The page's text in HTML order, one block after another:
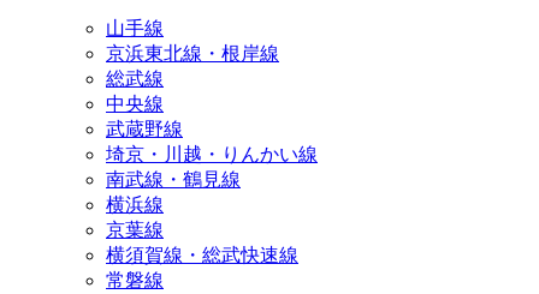
山手線
京浜東北線・根岸線
総武線
中央線
武蔵野線
埼京・川越・りんかい線
南武線・鶴見線
横浜線
京葉線
横須賀線・総武快速線
常磐線